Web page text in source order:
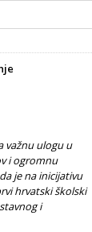
važnu ulogu u
i ogromnu
je na inicijativu
hrvatski školski
i